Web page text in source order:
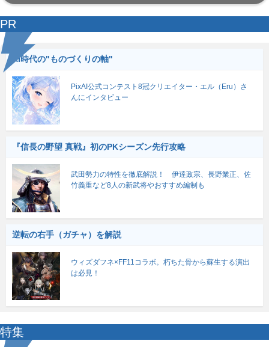
PR
AI時代の"ものづくりの軸"
PixAI公式コンテスト8冠クリエイター・エル（Eru）さ
んにインタビュー
『信長の野望 真戦』初のPKシーズン先行攻略
武田勢力の特性を徹底解説！ 伊達政宗、長野業正、佐
竹義重など8人の新武将やおすすめ編制も
逆転の右手（ガチャ）を解説
ウィズダフネ×FF11コラボ。朽ちた骨から蘇生する演出
は必見！
特集